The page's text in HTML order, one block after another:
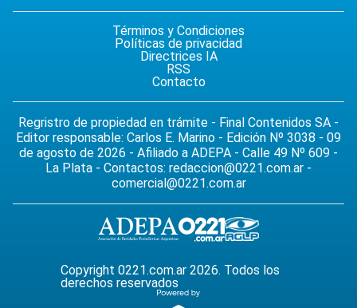
Términos y Condiciones
Políticas de privacidad
Directrices IA
RSS
Contacto
Regristro de propiedad en trámite - Final Contenidos SA -
Editor responsable: Carlos E. Marino - Edición Nº 3038 - 09
de agosto de 2026 - Afiliado a ADEPA - Calle 49 Nº 609 -
La Plata - Contactos: redaccion@0221.com.ar -
comercial@0221.com.ar
Copyright 0221.com.ar 2026. Todos los
derechos reservados